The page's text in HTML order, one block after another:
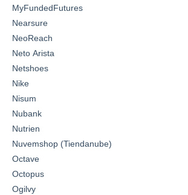
MyFundedFutures
Nearsure
NeoReach
Neto Arista
Netshoes
Nike
Nisum
Nubank
Nutrien
Nuvemshop (Tiendanube)
Octave
Octopus
Ogilvy